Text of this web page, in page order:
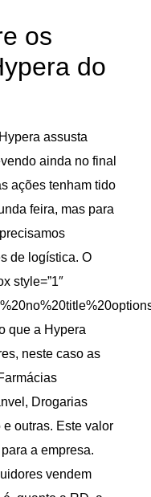
os
do
assusta
ainda no final
ações tenham tido
feira, mas para
de logística. O
style=”1″
que a Hypera
neste caso as
Drogarias
outras. Este valor
a empresa.
vendem